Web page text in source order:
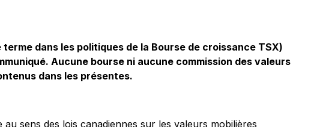
dans les politiques de la Bourse de croissance TSX)
Aucune bourse ni aucune commission des valeurs
dans les présentes.
sens des lois canadiennes sur les valeurs mobilières